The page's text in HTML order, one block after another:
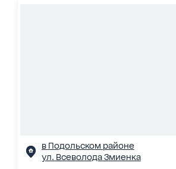
в Подольском районе
ул. Всеволода Змиенка